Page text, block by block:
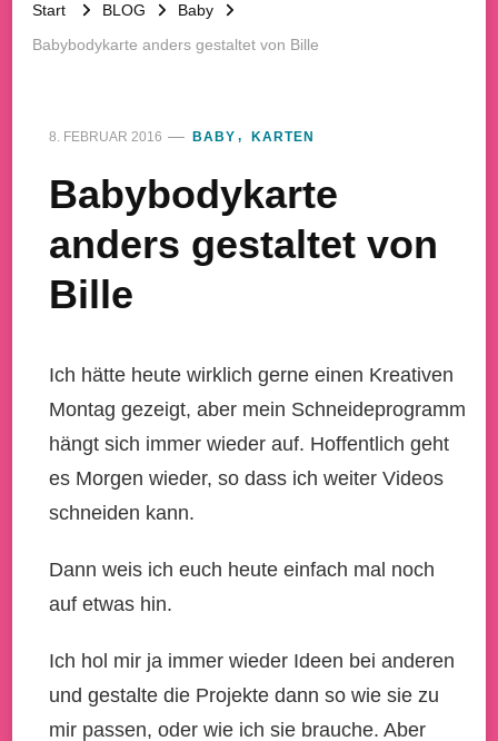
Start BLOG
Baby
Babybodykarte anders gestaltet von Bille
8. FEBRUAR 2016 BABY KARTEN
Babybodykarte
anders gestaltet von
Bille
Ich hätte heute wirklich gerne einen Kreativen
Montag gezeigt, aber mein Schneideprogramm
hängt sich immer wieder auf. Hoffentlich geht
es Morgen wieder, so dass ich weiter Videos
schneiden kann.
Dann weis ich euch heute einfach mal noch
auf etwas hin.
Ich hol mir ja immer wieder Ideen bei anderen
und gestalte die Projekte dann so wie sie zu
mir passen, oder wie ich sie brauche. Aber